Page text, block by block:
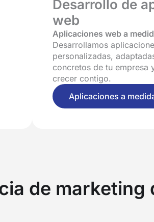
Desarrollo de
web
Aplicaciones web a
Desarrollamos
personalizadas,
concretos de tu empresa
crecer contigo.
Aplicaciones a
de marketing